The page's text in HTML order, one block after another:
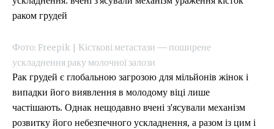
УКРАЇНА ВІЙНА СВІТ ПОЛІТИКА
ЕКОНОМІКА
УКРАЇНА ВІЙНА СВІТ ПОЛІТИКА
ЕКОНОМІКА
СПОРТ ТЕХНОЛОГІЇ
СПОРТ ТЕХНОЛОГІЇ
раком грудей
Фото: Freepik | Кісткові метастази — поширене
ускладнення раку молочної залози
Рак грудей є глобальною загрозою для мільйонів жінок і
випадки його виявлення в молодому віці лише
частішають. Однак нещодавно вчені з'ясували механізм
розвитку його небезпечного ускладнення, а разом із цим і